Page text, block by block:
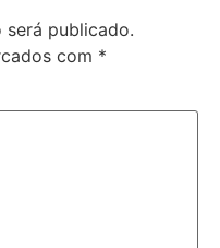
será publicado.
com *